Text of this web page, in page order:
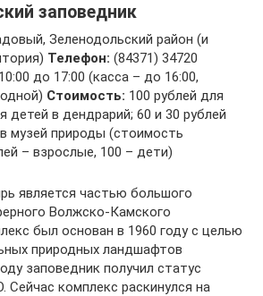
заповедник
Зеленодольский район (и
Телефон: (84371) 34720
до 17:00 (касса – до 16:00,
Стоимость: 100 рублей для
детей в дендрарий; 60 и 30 рублей
музей природы (стоимость
– взрослые, 100 – дети)
является частью большого
Волжско-Камского
был основан в 1960 году с целью
природных ландшафтов
заповедник получил статус
комплекс раскинулся на